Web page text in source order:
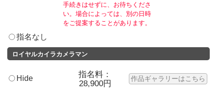
手続きはせずに、お待ちくださ
い。場合によっては、別の日時
をご提案することがあります。
指名なし
ロイヤルカイラカメラマン
Hide
指名料：
28,900円
作品ギャラリーはこちら